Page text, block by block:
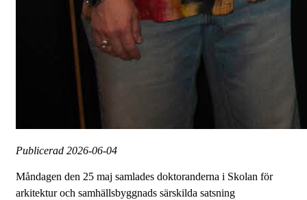
Publicerad 2026-06-04
Måndagen den 25 maj samlades doktoranderna i Skolan för
arkitektur och samhällsbyggnads särskilda satsning